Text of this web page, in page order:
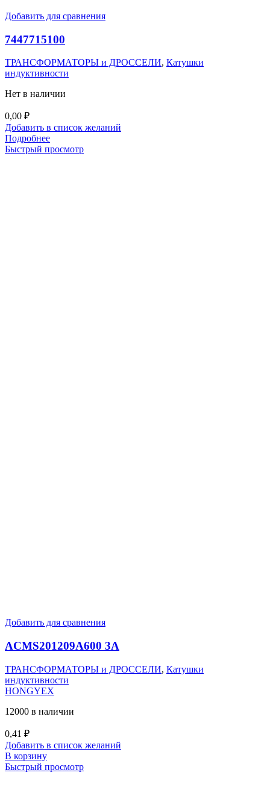
Добавить для сравнения
7447715100
ТРАНСФОРМАТОРЫ и ДРОССЕЛИ, Катушки
индуктивности
Нет в наличии
0,00 ₽
Добавить в список желаний
Подробнее
Быстрый просмотр
Добавить для сравнения
ACMS201209A600 3A
ТРАНСФОРМАТОРЫ и ДРОССЕЛИ, Катушки
индуктивности
HONGYEX
12000 в наличии
0,41 ₽
Добавить в список желаний
В корзину
Быстрый просмотр